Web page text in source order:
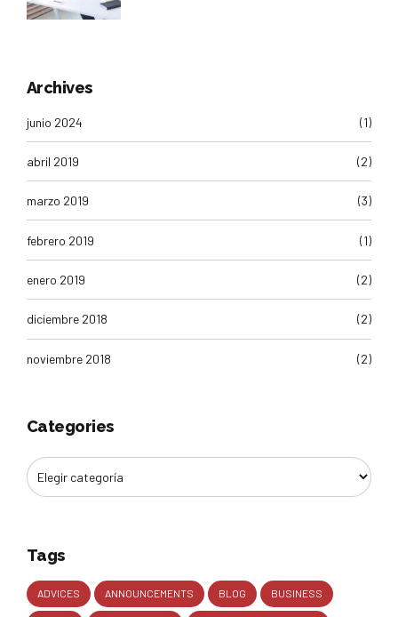
Archives
junio 2024 (1)
abril 2019 (2)
marzo 2019 (3)
febrero 2019 (1)
enero 2019 (2)
diciembre 2018 (2)
noviembre 2018 (2)
Categories
Tags
ADVICES ANNOUNCEMENTS BLOG BUSINESS